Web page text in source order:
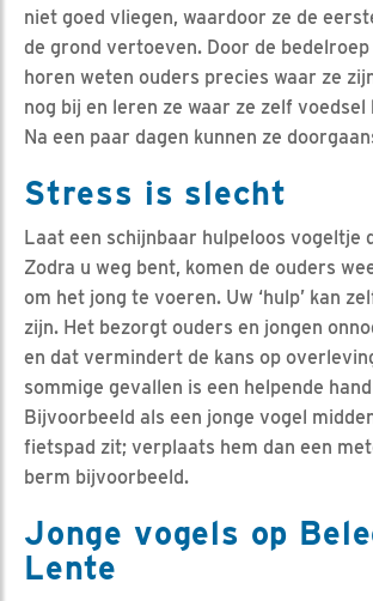
niet goed vliegen, waardoor ze de
de grond vertoeven. Door de
horen weten ouders precies waar ze
nog bij en leren ze waar ze zelf voedsel
Na een paar dagen kunnen ze
Stress is slecht
Laat een schijnbaar hulpeloos vogeltje
Zodra u weg bent, komen de ouders
om het jong te voeren. Uw ‘hulp’ kan
zijn. Het bezorgt ouders en jongen
en dat vermindert de kans op
sommige gevallen is een helpende
Bijvoorbeeld als een jonge vogel
fietspad zit; verplaats hem dan een
berm bijvoorbeeld.
Jonge vogels op
Lente